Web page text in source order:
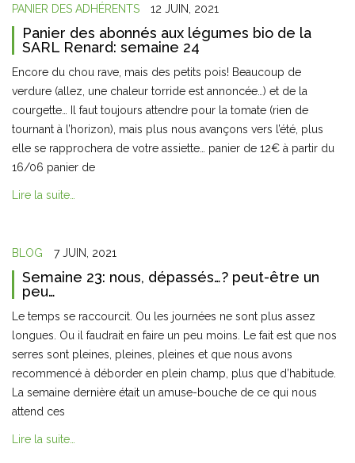
PANIER DES ADHÉRENTS 12 JUIN, 2021
Panier des abonnés aux légumes bio de la
SARL Renard: semaine 24
Encore du chou rave, mais des petits pois! Beaucoup de
verdure (allez, une chaleur torride est annoncée…) et de la
courgette… Il faut toujours attendre pour la tomate (rien de
tournant à l’horizon), mais plus nous avançons vers l’été, plus
elle se rapprochera de votre assiette… panier de 12€ à partir du
16/06 panier de
Lire la suite…
BLOG 7 JUIN, 2021
Semaine 23: nous, dépassés…? peut-être un
peu…
Le temps se raccourcit. Ou les journées ne sont plus assez
longues. Ou il faudrait en faire un peu moins. Le fait est que nos
serres sont pleines, pleines, pleines et que nous avons
recommencé à déborder en plein champ, plus que d’habitude.
La semaine dernière était un amuse-bouche de ce qui nous
attend ces
Lire la suite…